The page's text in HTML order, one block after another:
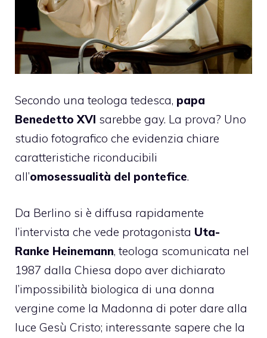
Secondo una teologa tedesca, papa
Benedetto XVI sarebbe gay. La prova? Uno
studio fotografico che evidenzia chiare
caratteristiche riconducibili
all’omosessualità del pontefice.
Da Berlino si è diffusa rapidamente
l’intervista che vede protagonista Uta-
Ranke Heinemann, teologa scomunicata nel
1987 dalla Chiesa dopo aver dichiarato
l’impossibilità biologica di una donna
vergine come la Madonna di poter dare alla
luce Gesù Cristo; interessante sapere che la